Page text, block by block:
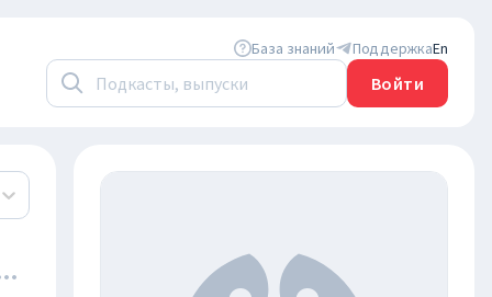
База знаний ПоддержкаEn
Войти